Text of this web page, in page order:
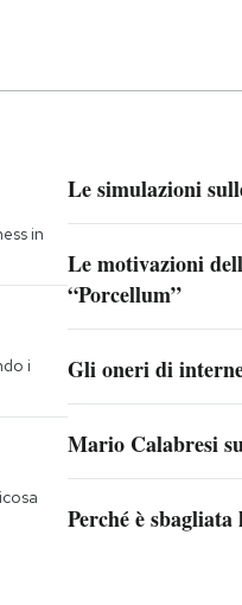
in
i
Le simulazioni
Le motivazioni
“Porcellum”
Gli oneri di
Mario Calabresi
Perché è